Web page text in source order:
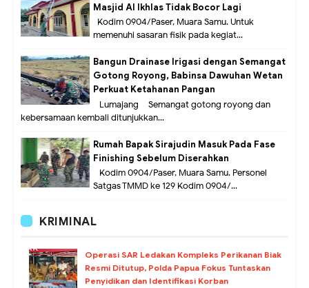
Masjid Al Ikhlas Tidak Bocor Lagi
Kodim 0904/Paser, Muara Samu. Untuk
memenuhi sasaran fisik pada kegiat...
Bangun Drainase Irigasi dengan Semangat
Gotong Royong, Babinsa Dawuhan Wetan
Perkuat Ketahanan Pangan
Lumajang – Semangat gotong royong dan
kebersamaan kembali ditunjukkan...
Rumah Bapak Sirajudin Masuk Pada Fase
Finishing Sebelum Diserahkan
Kodim 0904/Paser, Muara Samu. Personel
Satgas TMMD ke 129 Kodim 0904/...
KRIMINAL
Operasi SAR Ledakan Kompleks Perikanan Biak
Resmi Ditutup, Polda Papua Fokus Tuntaskan
Penyidikan dan Identifikasi Korban